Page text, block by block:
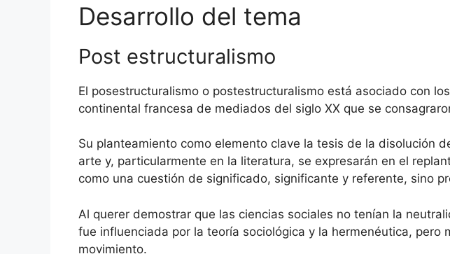
Desarrollo del tema
Post estructuralismo
El posestructuralismo o postestructuralismo está asociado con
continental francesa de mediados del siglo XX que se
Su planteamiento como elemento clave la tesis de la disolución
arte y, particularmente en la literatura, se expresarán en el
como una cuestión de significado, significante y referente, sino
Al querer demostrar que las ciencias sociales no tenían la
fue influenciada por la teoría sociológica y la hermenéutica,
movimiento.